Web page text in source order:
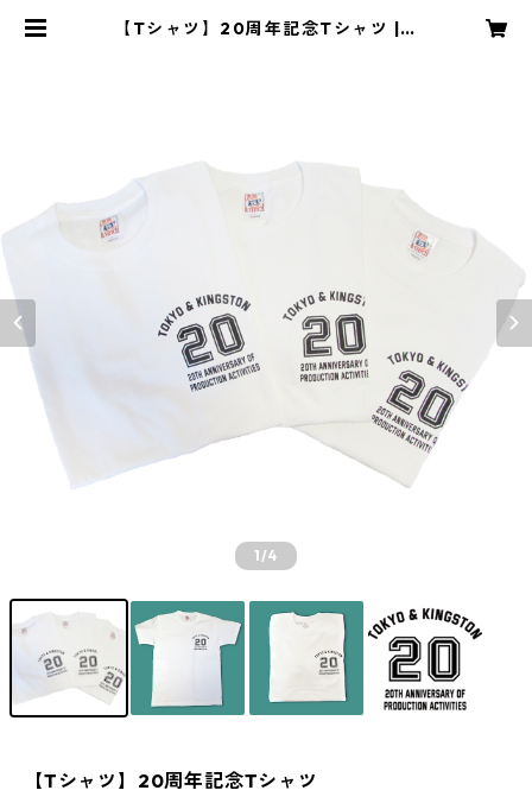
【Tシャツ】20周年記念Tシャツ | R
1/4
【Tシャツ】20周年記念Tシャツ